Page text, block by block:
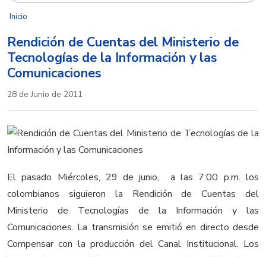
Inicio
Rendición de Cuentas del Ministerio de
Tecnologías de la Información y las
Comunicaciones
28 de Junio de 2011
El pasado Miércoles, 29 de junio, a las 7:00 p.m. los
colombianos siguieron la Rendición de Cuentas del
Ministerio de Tecnologías de la Información y las
Comunicaciones. La transmisión se emitió en directo desde
Compensar con la producción del Canal Institucional. Los